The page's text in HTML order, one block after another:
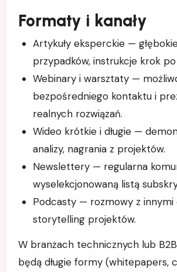
Formaty i kanały
Artykuły eksperckie —
przypadków, instrukcje krok
Webinary i warsztaty —
bezpośredniego kontaktu i
realnych rozwiązań.
Wideo krótkie i długie —
analizy, nagrania z projektów.
Newslettery — regularna
wyselekcjonowaną listą
Podcasty — rozmowy z innymi
storytelling projektów.
W branżach technicznych lub
będą długie formy (whitepapers,